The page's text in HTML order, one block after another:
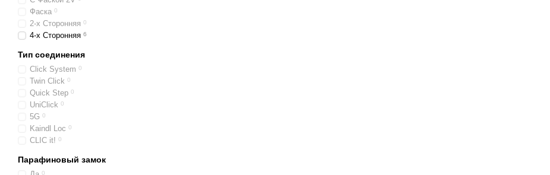
Фаска 0
2-х Сторонняя 0
4-х Сторонняя 6
Тип соединения
Click System 0
Twin Click 0
Quick Step 0
UniClick 0
5G 0
Kaindl Loc 0
CLIC it! 0
Парафиновый замок
0